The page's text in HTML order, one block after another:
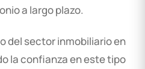
a largo plazo.
del sector inmobiliario en
la confianza en este tipo